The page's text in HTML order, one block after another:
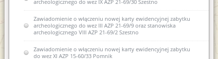
archeologicznego do wez IX AZP 21-69/30 Szestno
Zawiadomienie o włączeniu nowej karty ewidencyjnej zabytku
archeologicznego do wez III AZP 21-69/9 oraz stanowiska
archeologicznego VIII AZP 21-69/2 Szestno
Zawiadomienie o włączeniu nowej karty ewidencyjnej zabytku
do wez XI AZP 15-60/33 Pomnik